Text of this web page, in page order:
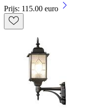
Prijs: 115.00 euro